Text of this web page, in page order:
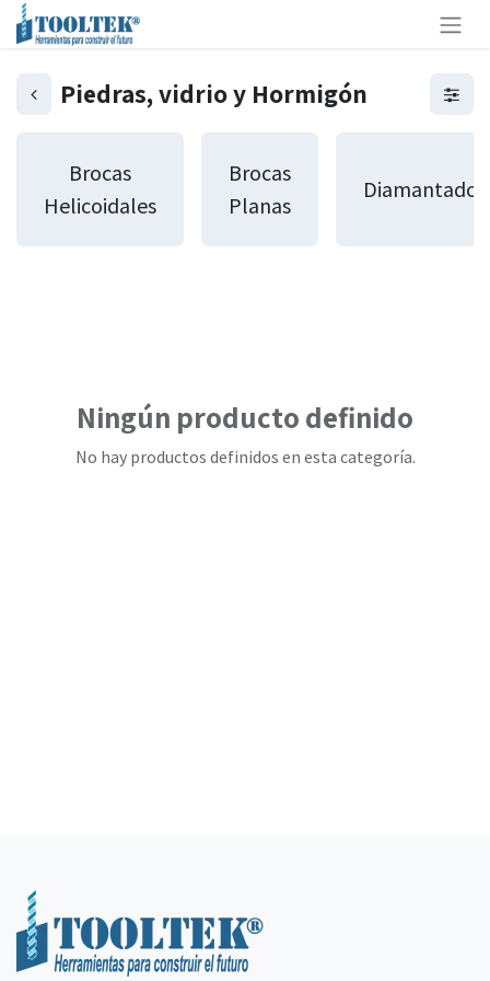
Piedras, vidrio y Hormigón
Brocas
Helicoidales
Brocas
Planas
Diamantados
Ningún producto definido
No hay productos definidos en esta categoría.